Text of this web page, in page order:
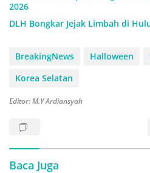
2026
DLH Bongkar Jejak Limbah di
BreakingNews Halloween
Korea Selatan
Editor: M.Y Ardiansyah
Baca Juga